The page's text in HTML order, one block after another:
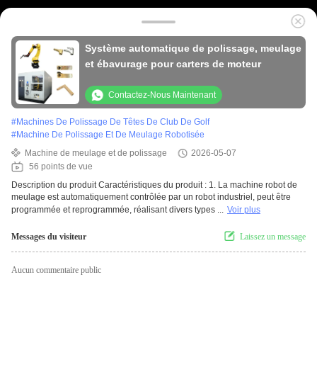
Système automatique de polissage, meulage
et ébavurage pour carters de moteur
Contactez-Nous Maintenant
#Machines De Polissage De Têtes De Club De Golf
#Machine De Polissage Et De Meulage Robotisée
Machine de meulage et de polissage
2026-05-07
56 points de vue
Description du produit Caractéristiques du produit : 1. La machine robot de
meulage est automatiquement contrôlée par un robot industriel, peut être
programmée et reprogrammée, réalisant divers types ... Voir plus
Messages du visiteur Laissez un message
Aucun commentaire public